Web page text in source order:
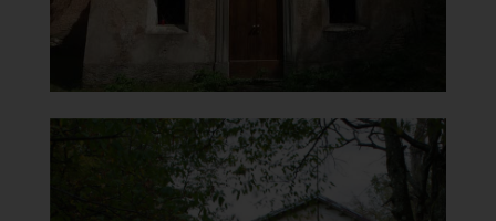
Santuario Madonna del
Carmine in Cigno